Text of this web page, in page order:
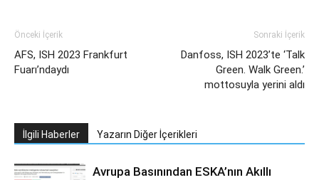
Önceki İçerik
AFS, ISH 2023 Frankfurt
Fuarı’ndaydı
Sonraki İçerik
Danfoss, ISH 2023’te ‘Talk
Green. Walk Green.’
mottosuyla yerini aldı
İlgili Haberler Yazarın Diğer İçerikleri
Avrupa Basınından ESKA’nın Akıllı